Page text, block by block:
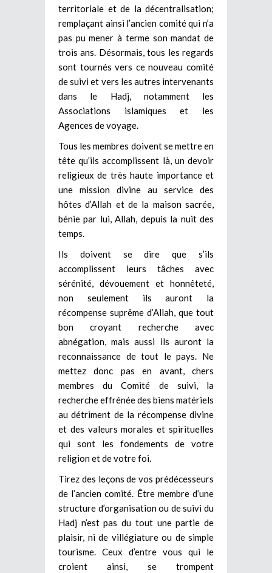
territoriale et de la décentralisation;
remplaçant ainsi l’ancien comité qui n’a
pas pu mener à terme son mandat de
trois ans. Désormais, tous les regards
sont tournés vers ce nouveau comité
de suivi et vers les autres intervenants
dans le Hadj, notamment les
Associations islamiques et les
Agences de voyage.
Tous les membres doivent se mettre en
tête qu’ils accomplissent là, un devoir
religieux de très haute importance et
une mission divine au service des
hôtes d’Allah et de la maison sacrée,
bénie par lui, Allah, depuis la nuit des
temps.
Ils doivent se dire que s’ils
accomplissent leurs tâches avec
sérénité, dévouement et honnêteté,
non seulement ils auront la
récompense suprême d’Allah, que tout
bon croyant recherche avec
abnégation, mais aussi ils auront la
reconnaissance de tout le pays. Ne
mettez donc pas en avant, chers
membres du Comité de suivi, la
recherche effrénée des biens matériels
au détriment de la récompense divine
et des valeurs morales et spirituelles
qui sont les fondements de votre
religion et de votre foi.
Tirez des leçons de vos prédécesseurs
de l’ancien comité. Être membre d’une
structure d’organisation ou de suivi du
Hadj n’est pas du tout une partie de
plaisir, ni de villégiature ou de simple
tourisme. Ceux d’entre vous qui le
croient ainsi, se trompent